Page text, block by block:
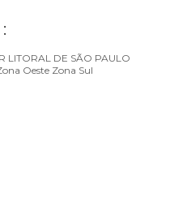
LITORAL DE SÃO PAULO
Oeste Zona Sul